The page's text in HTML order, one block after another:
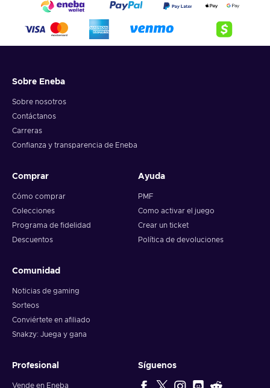
Sobre Eneba
Sobre nosotros
Contáctanos
Carreras
Confianza y transparencia de Eneba
Comprar
Cómo comprar
Colecciones
Programa de fidelidad
Descuentos
Ayuda
PMF
Como activar el juego
Crear un ticket
Política de devoluciones
Comunidad
Noticias de gaming
Sorteos
Conviértete en afiliado
Snakzy: Juega y gana
Profesional
Vende en Eneba
Síguenos